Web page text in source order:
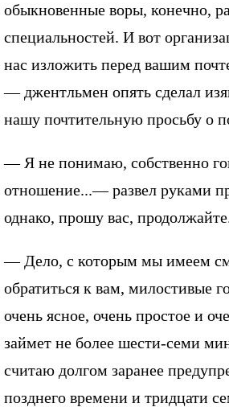
обыкновенные воры, конечно,
специальностей. И вот
нас изложить перед вашим
— джентльмен опять сделал
нашу почтительную просьбу о
— Я не понимаю, собственно
отношение...— развел руками
однако, прошу вас,
— Дело, с которым мы имеем
обратиться к вам, милостивые
очень ясное, очень простое и
займет не более шести-семи
считаю долгом заранее
позднего времени и тридцати